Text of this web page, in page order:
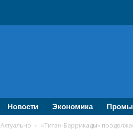
бизнеса
Новости Экономика
Актуально «Титан-Баррикады»